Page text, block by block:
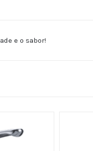
e o sabor!